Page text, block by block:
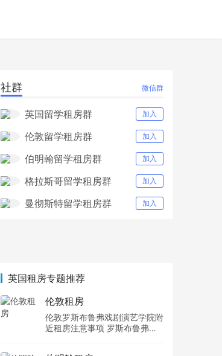
社群 微信群
英国留学租房群 加入
伦敦留学租房群 加入
伯明翰留学租房群 加入
格拉斯哥留学租房群 加入
曼彻斯特留学租房群 加入
英国租房专题推荐
伦敦租房
伦敦罗斯布鲁弗戏剧演艺学院附
近租房注意事项 罗斯布鲁弗戏